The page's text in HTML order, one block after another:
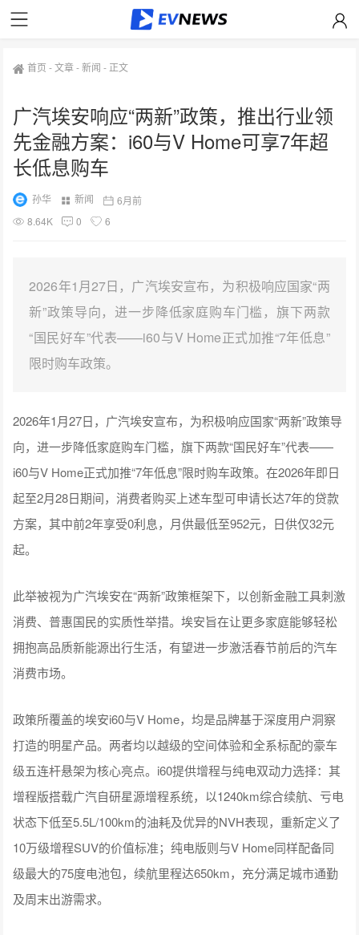
首页 -文章-新闻 - 正文
广汽埃安响应“两新”政策，推出行业领
先金融方案：i60与V Home可享7年超
长低息购车
孙华 新闻
6月前
8.64K
0 6
2026年1月27日，广汽埃安宣布，为积极响应国家“两
新”政策导向，进一步降低家庭购车门槛，旗下两款
“国民好车”代表——i60与V Home正式加推“7年低息”
限时购车政策。
2026年1月27日，广汽埃安宣布，为积极响应国家“两新”政策导
向，进一步降低家庭购车门槛，旗下两款“国民好车”代表——
i60与V Home正式加推“7年低息”限时购车政策。在2026年即日
起至2月28日期间，消费者购买上述车型可申请长达7年的贷款
方案，其中前2年享受0利息，月供最低至952元，日供仅32元
起。
此举被视为广汽埃安在“两新”政策框架下，以创新金融工具刺激
消费、普惠国民的实质性举措。埃安旨在让更多家庭能够轻松
拥抱高品质新能源出行生活，有望进一步激活春节前后的汽车
消费市场。
政策所覆盖的埃安i60与V Home，均是品牌基于深度用户洞察
打造的明星产品。两者均以越级的空间体验和全系标配的豪车
级五连杆悬架为核心亮点。i60提供增程与纯电双动力选择：其
增程版搭载广汽自研星源增程系统，以1240km综合续航、亏电
状态下低至5.5L/100km的油耗及优异的NVH表现，重新定义了
10万级增程SUV的价值标准；纯电版则与V Home同样配备同
级最大的75度电池包，续航里程达650km，充分满足城市通勤
及周末出游需求。